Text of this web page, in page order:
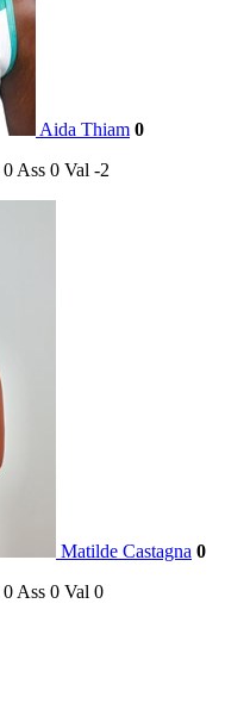
Aida Thiam 0
0 Ass 0 Val -2
Matilde Castagna 0
0 Ass 0 Val 0